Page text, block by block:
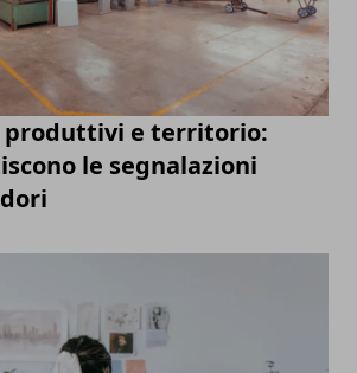
produttivi e territorio:
le segnalazioni